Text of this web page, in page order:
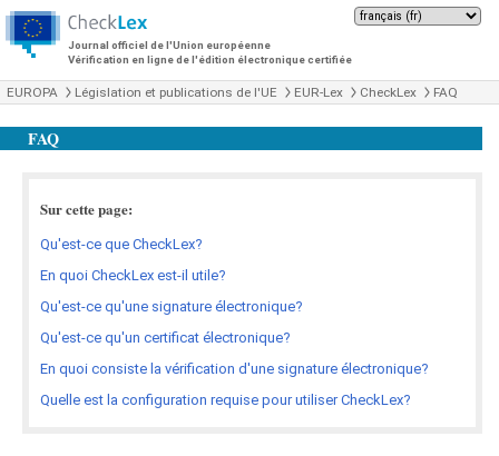
Journal officiel de l'Union européenne
Vérification en ligne de l'édition électronique certifiée
EUROPA Législation et publications de l'UE EUR-Lex CheckLex FAQ
FAQ
Sur cette page:
Qu'est-ce que CheckLex?
En quoi CheckLex est-il utile?
Qu'est-ce qu'une signature électronique?
Qu'est-ce qu'un certificat électronique?
En quoi consiste la vérification d'une signature électronique?
Quelle est la configuration requise pour utiliser CheckLex?